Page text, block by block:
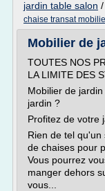
jardin table salon /
chaise transat
Mobilier de
TOUTES NOS
LA LIMITE DES
Mobilier de
jardin ?
Profitez de votre
Rien de tel
de chaises pour
Vous pourrez
manger dehors
vous...